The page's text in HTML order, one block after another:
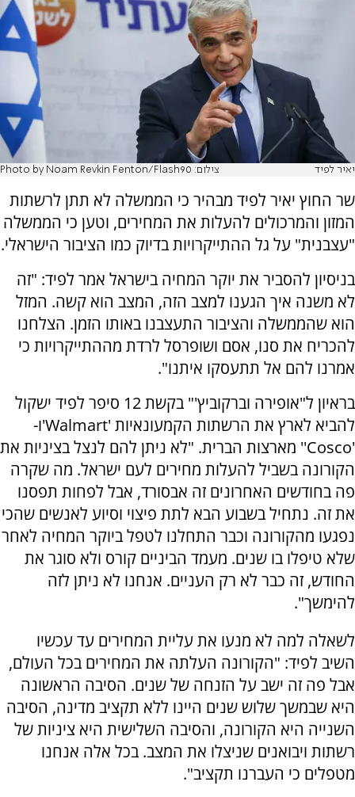
יאיר לפיד צילום: Photo by Noam Revkin Fenton/Flash90
שר החוץ יאיר לפיד מבהיר כי הממשלה לא תתן לרשתות
המזון והמרכולים להעלות את המחירים, וטען כי הממשלה
"עצבנית" על גל ההתייקרויות בדיוק כמו הציבור הישראלי.
בניסיון להסביר את יוקר המחיה בישראל אמר לפיד: "זה
לא משנה איך הגענו למצב הזה, המצב הוא קשה. המזל
הוא שהממשלה והציבור התעצבנו באותו הזמן. הצלחנו
להכריח את סנו, אסם ושופרסל לרדת מההתייקרויות כי
אמרנו להם אל תתעסקו איתנו".
בראיון ל"אופירה וברקוביץ'" בקשת 12 סיפר לפיד ישקול
להביא לארץ את הרשתות הקמעונאיות 'Walmart'ו-
'Cosco'' מארצות הברית. "לא ניתן להם לנצל בציניות את
הקורונה בשביל להעלות מחירים לעם ישראל. מה שקרה
פה בחודשים האחרונים זה אבסורד, אבל לפחות תפסנו
את זה. נתחיל בשבוע הבא לתת פיצוי וסיוע לאנשים שהכי
נפגעו מהקורונה וכבר התחלנו לטפל ביוקר המחיה לאחר
שלא טיפלו בו שנים. מעמד הביניים קורס ולא סוגר את
החודש, זה כבר לא רק העניים. אנחנו לא ניתן לזה
להימשך".
לשאלה למה לא מנעו את עליית המחירים עד עכשיו
השיב לפיד: "הקורונה העלתה את המחירים בכל העולם,
אבל פה זה ישב על הזנחה של שנים. הסיבה הראשונה
היא שבמשך שלוש שנים היינו ללא תקציב מדינה, הסיבה
השנייה היא הקורונה, והסיבה השלישית היא ציניות של
רשתות ויבואנים שניצלו את המצב. בכל אלה אנחנו
מטפלים כי העברנו תקציב".